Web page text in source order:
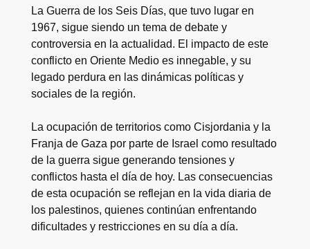
La Guerra de los Seis Días, que tuvo lugar en
1967, sigue siendo un tema de debate y
controversia en la actualidad. El impacto de este
conflicto en Oriente Medio es innegable, y su
legado perdura en las dinámicas políticas y
sociales de la región.
La ocupación de territorios como Cisjordania y la
Franja de Gaza por parte de Israel como resultado
de la guerra sigue generando tensiones y
conflictos hasta el día de hoy. Las consecuencias
de esta ocupación se reflejan en la vida diaria de
los palestinos, quienes continúan enfrentando
dificultades y restricciones en su día a día.